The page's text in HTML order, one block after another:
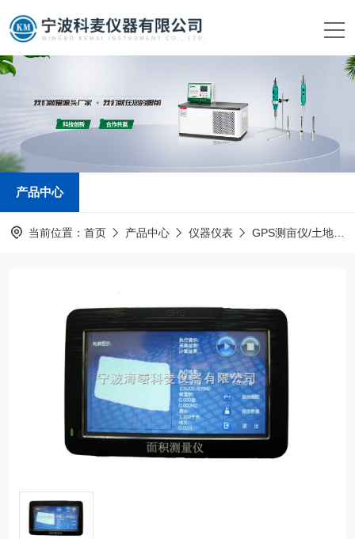
产品中心
当前位置： 首页 产品中心 仪器仪表 GPS测亩仪/土地面积测量仪